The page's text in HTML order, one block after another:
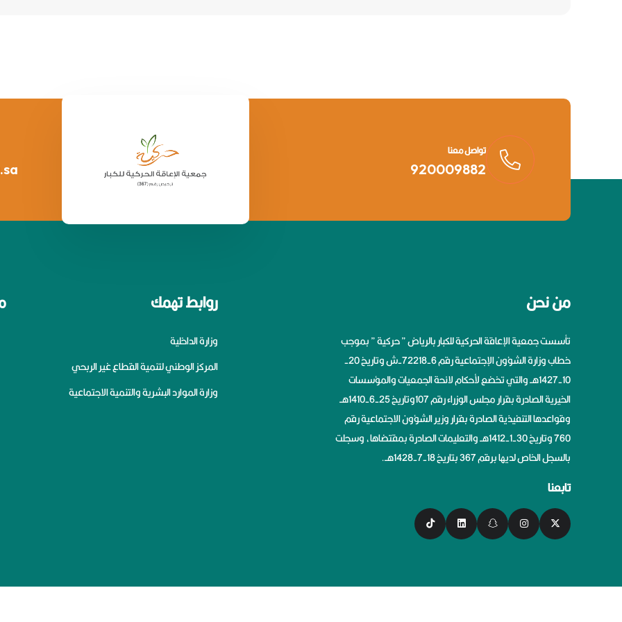
تواصل معنا
920009882
من نحن
تأسست جمعية الإعاقة الحركية للكبار بالرياض ” حركية ” بموجب
خطاب وزارة الشؤون الإجتماعية رقم 6-72218-ش وتاريخ 20-
10-1427هــ والتي تخضع لأحكام لائحة الجمعيات والمؤسسات
الخيرية الصادرة بقرار مجلس الوزراء رقم 107وتاريخ 25-6-1410هــ
وقواعدها التنفيذية الصادرة بقرار وزير الشؤون الاجتماعية رقم
760 وتاريخ 30-1-1412هــ والتعليمات الصادرة بمقتضاها، وسجلت
بالسجل الخاص لديها برقم 367 بتاريخ 18-7-1428هــ.
تابعنا
روابط تهمك
وزارة الداخلية
المركز الوطني لتنمية القطاع غير الربحي
وزارة الموارد البشرية والتنمية الاجتماعية